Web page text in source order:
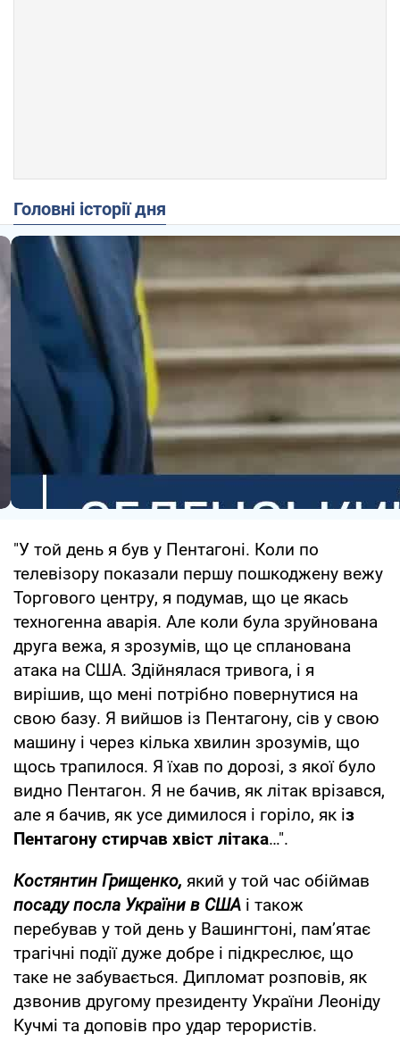
Головні історії дня
"У той день я був у Пентагоні. Коли по
телевізору показали першу пошкоджену вежу
Торгового центру, я подумав, що це якась
техногенна аварія. Але коли була зруйнована
друга вежа, я зрозумів, що це спланована
атака на США. Здійнялася тривога, і я
вирішив, що мені потрібно повернутися на
свою базу. Я вийшов із Пентагону, сів у свою
машину і через кілька хвилин зрозумів, що
щось трапилося. Я їхав по дорозі, з якої було
видно Пентагон. Я не бачив, як літак врізався,
але я бачив, як усе димилося і горіло, як із
Пентагону стирчав хвіст літака…".
Костянтин Грищенко, який у той час обіймав
посаду посла України в США і також
перебував у той день у Вашингтоні, пам’ятає
трагічні події дуже добре і підкреслює, що
таке не забувається. Дипломат розповів, як
дзвонив другому президенту України Леоніду
Кучмі та доповів про удар терористів.